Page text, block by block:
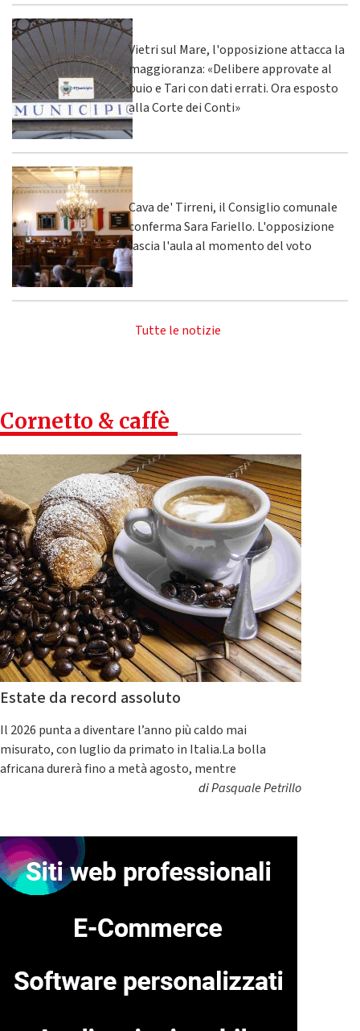
Vietri sul Mare, l'opposizione attacca la
maggioranza: «Delibere approvate al
buio e Tari con dati errati. Ora esposto
alla Corte dei Conti»
Cava de' Tirreni, il Consiglio comunale
conferma Sara Fariello. L'opposizione
lascia l'aula al momento del voto
Tutte le notizie
Cornetto & caffè
Estate da record assoluto
Il 2026 punta a diventare l’anno più caldo mai
misurato, con luglio da primato in Italia.La bolla
africana durerà fino a metà agosto, mentre
diPasquale Petrillo